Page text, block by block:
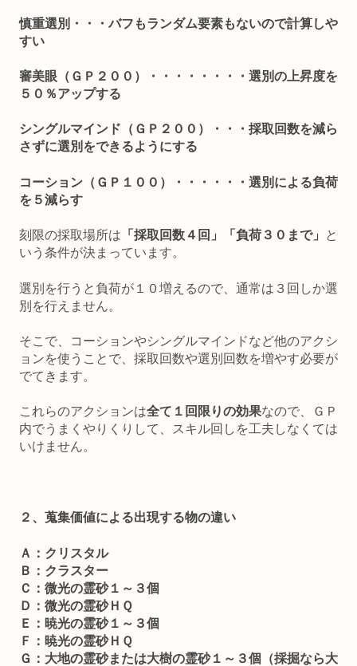
慎重選別・・・バフもランダム要素もないので計算しや
すい
審美眼（ＧＰ２００）・・・・・・・・選別の上昇度を
５０％アップする
シングルマインド（ＧＰ２００）・・・採取回数を減ら
さずに選別をできるようにする
コーション（ＧＰ１００）・・・・・・選別による負荷
を５減らす
刻限の採取場所は 「採取回数４回」「負荷３０まで」
と
いう条件が決まっています。
選別を行うと負荷が１０増えるので、通常は３回しか選
別を行えません。
そこで、コーションやシングルマインドなど他のアクシ
ョンを使うことで、採取回数や選別回数を増やす必要が
でてきます。
これらのアクションは全て１回限りの効果なので、ＧＰ
内でうまくやりくりして、スキル回しを工夫しなくては
いけません。
２、蒐集価値による出現する物の違い
Ａ：クリスタル
Ｂ：クラスター
Ｃ：微光の霊砂１～３個
Ｄ：微光の霊砂ＨＱ
Ｅ：暁光の霊砂１～３個
Ｆ：暁光の霊砂ＨＱ
Ｇ：大地の霊砂または大樹の霊砂１～３個（採掘なら大